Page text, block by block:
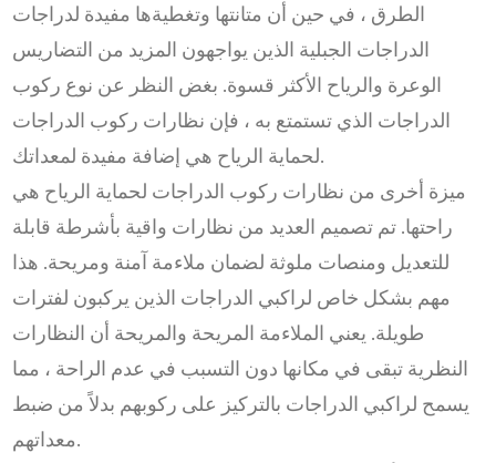
الطرق ، في حين أن متانتها وتغطيةها مفيدة لدراجات
الدراجات الجبلية الذين يواجهون المزيد من التضاريس
الوعرة والرياح الأكثر قسوة. بغض النظر عن نوع ركوب
الدراجات الذي تستمتع به ، فإن نظارات ركوب الدراجات
لحماية الرياح هي إضافة مفيدة لمعداتك.
ميزة أخرى من نظارات ركوب الدراجات لحماية الرياح هي
راحتها. تم تصميم العديد من نظارات واقية بأشرطة قابلة
للتعديل ومنصات ملوثة لضمان ملاءمة آمنة ومريحة. هذا
مهم بشكل خاص لراكبي الدراجات الذين يركبون لفترات
طويلة. يعني الملاءمة المريحة والمريحة أن النظارات
النظرية تبقى في مكانها دون التسبب في عدم الراحة ، مما
يسمح لراكبي الدراجات بالتركيز على ركوبهم بدلاً من ضبط
معداتهم.